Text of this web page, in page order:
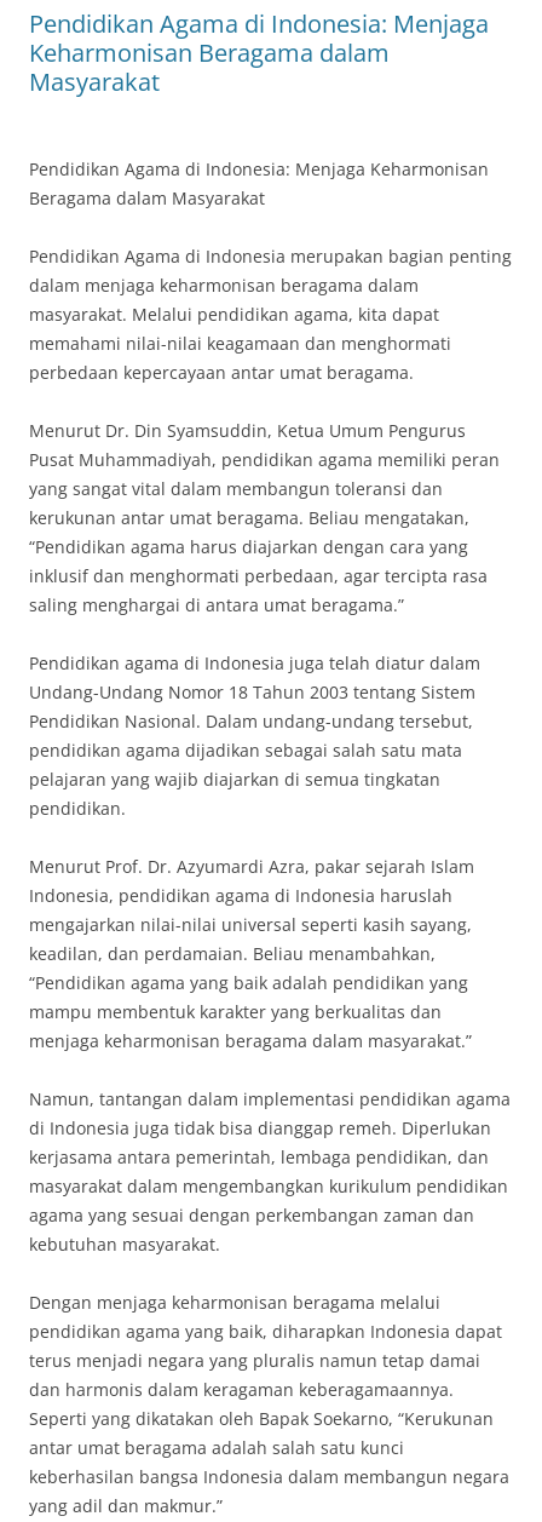
Pendidikan Agama di Indonesia: Menjaga
Keharmonisan Beragama dalam
Masyarakat
Pendidikan Agama di Indonesia: Menjaga Keharmonisan
Beragama dalam Masyarakat
Pendidikan Agama di Indonesia merupakan bagian penting
dalam menjaga keharmonisan beragama dalam
masyarakat. Melalui pendidikan agama, kita dapat
memahami nilai-nilai keagamaan dan menghormati
perbedaan kepercayaan antar umat beragama.
Menurut Dr. Din Syamsuddin, Ketua Umum Pengurus
Pusat Muhammadiyah, pendidikan agama memiliki peran
yang sangat vital dalam membangun toleransi dan
kerukunan antar umat beragama. Beliau mengatakan,
“Pendidikan agama harus diajarkan dengan cara yang
inklusif dan menghormati perbedaan, agar tercipta rasa
saling menghargai di antara umat beragama.”
Pendidikan agama di Indonesia juga telah diatur dalam
Undang-Undang Nomor 18 Tahun 2003 tentang Sistem
Pendidikan Nasional. Dalam undang-undang tersebut,
pendidikan agama dijadikan sebagai salah satu mata
pelajaran yang wajib diajarkan di semua tingkatan
pendidikan.
Menurut Prof. Dr. Azyumardi Azra, pakar sejarah Islam
Indonesia, pendidikan agama di Indonesia haruslah
mengajarkan nilai-nilai universal seperti kasih sayang,
keadilan, dan perdamaian. Beliau menambahkan,
“Pendidikan agama yang baik adalah pendidikan yang
mampu membentuk karakter yang berkualitas dan
menjaga keharmonisan beragama dalam masyarakat.”
Namun, tantangan dalam implementasi pendidikan agama
di Indonesia juga tidak bisa dianggap remeh. Diperlukan
kerjasama antara pemerintah, lembaga pendidikan, dan
masyarakat dalam mengembangkan kurikulum pendidikan
agama yang sesuai dengan perkembangan zaman dan
kebutuhan masyarakat.
Dengan menjaga keharmonisan beragama melalui
pendidikan agama yang baik, diharapkan Indonesia dapat
terus menjadi negara yang pluralis namun tetap damai
dan harmonis dalam keragaman keberagamaannya.
Seperti yang dikatakan oleh Bapak Soekarno, “Kerukunan
antar umat beragama adalah salah satu kunci
keberhasilan bangsa Indonesia dalam membangun negara
yang adil dan makmur.”